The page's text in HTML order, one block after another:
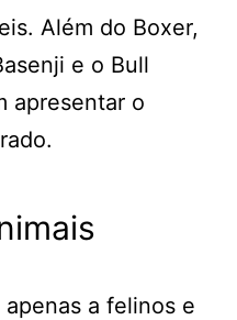
Além do Boxer,
e o Bull
apresentar o
a felinos e